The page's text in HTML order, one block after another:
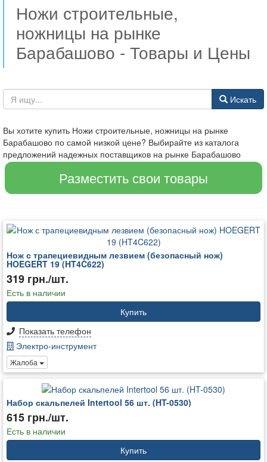
Ножи строительные,
ножницы на рынке
Барабашово - Товары и Цены
Искать
Вы хотите купить Ножи строительные, ножницы на рынке
Барабашово по самой низкой цене? Выбирайте из каталога
предложений надежных поставщиков на рынке Барабашово
Разместить свои товары
Нож с трапециевидным лезвием (безопасный нож)
HOEGERT 19 (HT4C622)
319 грн./шт.
Есть в наличии
Купить
Показать телефон
Электро-инструмент
Жалоба
Набор скальпелей Intertool 56 шт. (HT-0530)
615 грн./шт.
Есть в наличии
Купить